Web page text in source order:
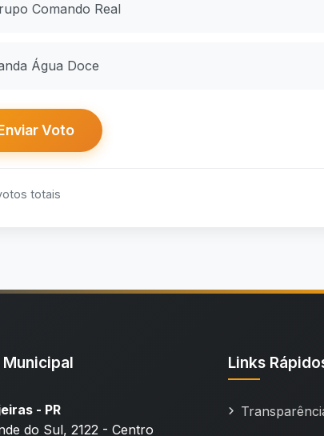
Comando Real
Água Doce
Voto
totais
- PR
do Sul, 2122 - Centro
Links